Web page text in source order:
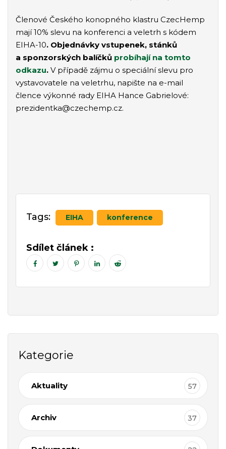
Členové Českého konopného klastru CzecHemp
mají 10% slevu na konferenci a veletrh s kódem
EIHA-10. Objednávky vstupenek, stánků
a sponzorských balíčků probíhají na tomto
odkazu. V případě zájmu o speciální slevu pro
vystavovatele na veletrhu, napište na e-mail
člence výkonné rady EIHA Hance Gabrielové:
prezidentka@czechemp.cz.
Tags: EIHA konference
Sdílet článek :
Kategorie
Aktuality 57
Archiv 37